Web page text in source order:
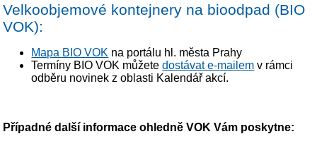
Velkoobjemové kontejnery na bioodpad (BIO
VOK):
Mapa BIO VOK na portálu hl. města Prahy
Termíny BIO VOK můžetedostávat e-mailem v rámci
odběru novinek z oblasti Kalendář akcí.
Případné další informace ohledně VOK Vám poskytne: